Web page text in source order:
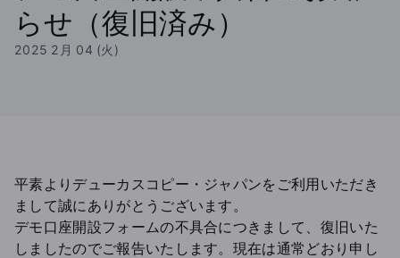
らせ（復旧済み）
2025 2月 04 (火)
平素よりデューカスコピー・ジャパンをご利用いただき
まして誠にありがとうございます。
デモ口座開設フォームの不具合につきまして、復旧いた
しましたのでご報告いたします。現在は通常どおり申し